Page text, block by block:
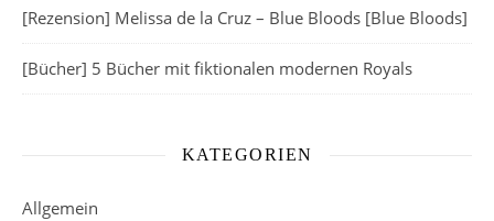
[Rezension] Melissa de la Cruz – Blue Bloods [Blue Bloods]
[Bücher] 5 Bücher mit fiktionalen modernen Royals
KATEGORIEN
Allgemein